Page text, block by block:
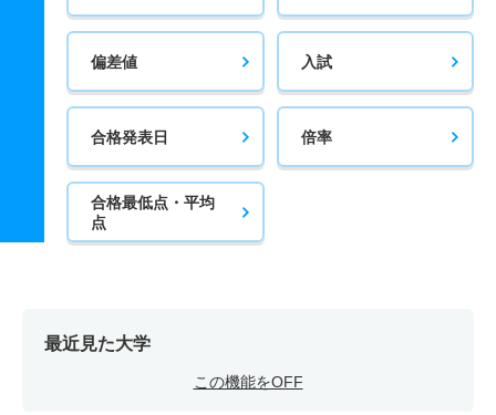
偏差値 入試
合格発表日 倍率
合格最低点・平均
点
最近見た大学
この機能をOFF